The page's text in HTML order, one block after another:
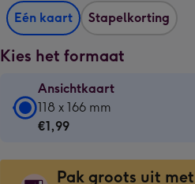
Eén kaart Stapelkorting
Kies het formaat
Ansichtkaart
Ansichtkaart
-
-
118 x 166 mm
€1,99
Pak groots uit